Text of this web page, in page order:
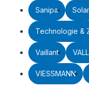
Sanipa Solar
Technologie &
Vaillant
VIESSMANN